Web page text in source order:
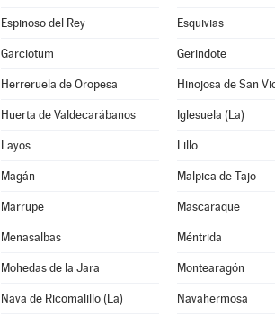
Espinoso del Rey Esquivias
Garciotum Gerindote
Herreruela de Oropesa Hinojosa de San
Huerta de Valdecarábanos Iglesuela (La)
Layos Lillo
Magán Malpica de Tajo
Marrupe Mascaraque
Menasalbas Méntrida
Mohedas de la Jara Montearagón
Nava de Ricomalillo (La) Navahermosa